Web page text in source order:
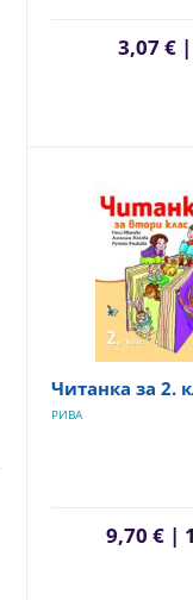
3,07 €
Читанка за 2.
РИВА
9,70 € |